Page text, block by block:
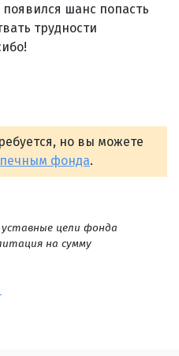
шанс попасть
трудности
но вы можете
фонда.
цели фонда
на сумму